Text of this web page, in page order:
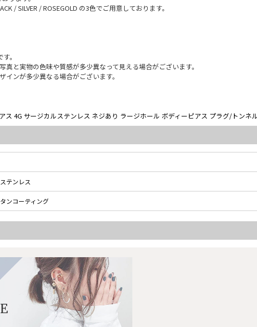
/ SILVER / ROSEGOLD の3色でご用意しております。
。
真と実物の色味や質感が多少異なって見える場合がございます。
インが多少異なる場合がございます。
ス 4G サージカルステンレス ネジあり ラージホール ボディーピアス プラグ/トンネ
テンレス
ンコーティング